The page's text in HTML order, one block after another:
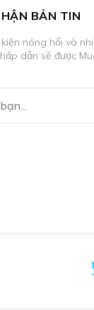
BẢN TIN
nóng hổi và
dẫn sẽ được